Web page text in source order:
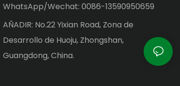
WhatsApp/Wechat: 0086-13590950659
AÑADIR: No.22 Yixian Road, Zona de
Desarrollo de Huoju, Zhongshan,
Guangdong, China.